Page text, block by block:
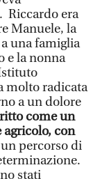
Riccardo era
Manuele, la
una famiglia
e la nonna
molto radicata
a un dolore
come un
agricolo, con
percorso di
stati